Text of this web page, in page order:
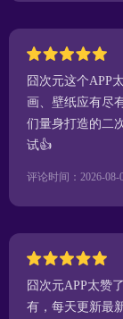
囧次元这个APP
画、壁纸应有尽
们量身打造的二
试👍
评论时间：2026-08-
囧次元APP太赞
有，每天更新最